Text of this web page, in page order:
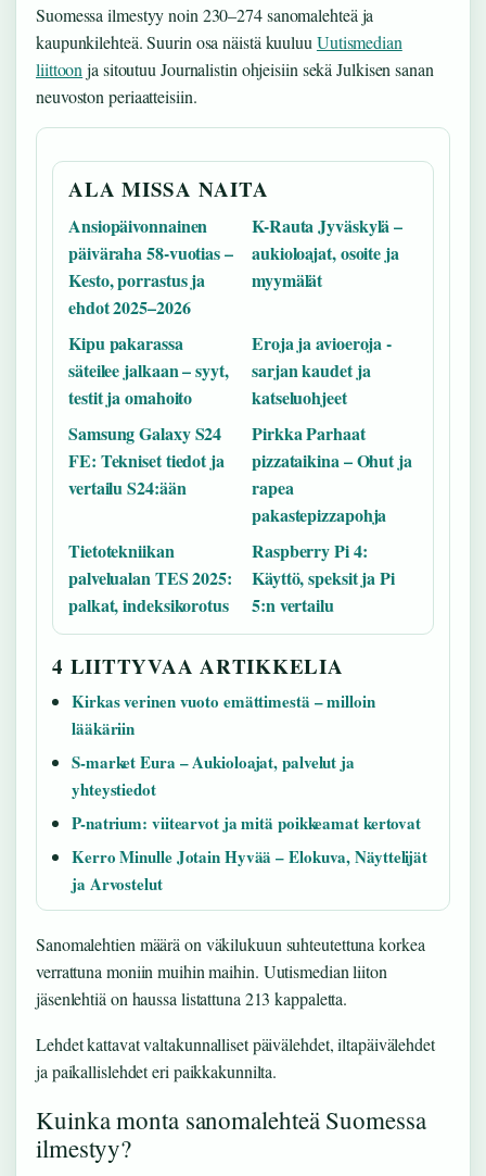
Suomessa ilmestyy noin 230–274 sanomalehteä ja
kaupunkilehteä. Suurin osa näistä kuuluu Uutismedian
liittoon ja sitoutuu Journalistin ohjeisiin sekä Julkisen sanan
neuvoston periaatteisiin.
ALA MISSA NAITA
Ansiopäivonnainen
päiväraha 58-vuotias –
Kesto, porrastus ja
ehdot 2025–2026
K-Rauta Jyväskylä –
aukioloajat, osoite ja
myymälät
Kipu pakarassa
säteilee jalkaan – syyt,
testit ja omahoito
Eroja ja avioeroja -
sarjan kaudet ja
katseluohjeet
Samsung Galaxy S24
FE: Tekniset tiedot ja
vertailu S24:ään
Pirkka Parhaat
pizzataikina – Ohut ja
rapea
pakastepizzapohja
Tietotekniikan
palvelualan TES 2025:
palkat, indeksikorotus
Raspberry Pi 4:
Käyttö, speksit ja Pi
5:n vertailu
4 LIITTYVAA ARTIKKELIA
Kirkas verinen vuoto emättimestä – milloin
lääkäriin
S-market Eura – Aukioloajat, palvelut ja
yhteystiedot
P-natrium: viitearvot ja mitä poikkeamat kertovat
Kerro Minulle Jotain Hyvää – Elokuva, Näyttelijät
ja Arvostelut
Sanomalehtien määrä on väkilukuun suhteutettuna korkea
verrattuna moniin muihin maihin. Uutismedian liiton
jäsenlehtiä on haussa listattuna 213 kappaletta.
Lehdet kattavat valtakunnalliset päivälehdet, iltapäivälehdet
ja paikallislehdet eri paikkakunnilta.
Kuinka monta sanomalehteä Suomessa
ilmestyy?